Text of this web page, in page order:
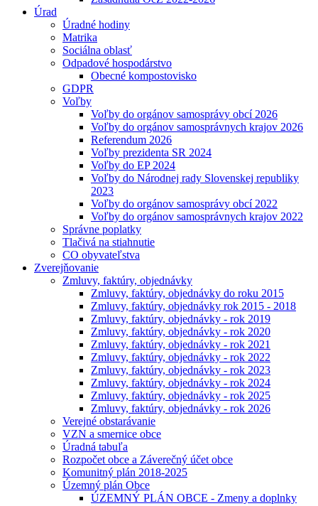
Úrad
Úradné hodiny
Matrika
Sociálna oblasť
Odpadové hospodárstvo
Obecné kompostovisko
GDPR
Voľby
Voľby do orgánov samosprávy obcí 2026
Voľby do orgánov samosprávnych krajov 2026
Referendum 2026
Voľby prezidenta SR 2024
Voľby do EP 2024
Voľby do Národnej rady Slovenskej republiky
2023
Voľby do orgánov samosprávy obcí 2022
Voľby do orgánov samosprávnych krajov 2022
Správne poplatky
Tlačivá na stiahnutie
CO obyvateľstva
Zverejňovanie
Zmluvy, faktúry, objednávky
Zmluvy, faktúry, objednávky do roku 2015
Zmluvy, faktúry, objednávky rok 2015 - 2018
Zmluvy, faktúry, objednávky - rok 2019
Zmluvy, faktúry, objednávky - rok 2020
Zmluvy, faktúry, objednávky - rok 2021
Zmluvy, faktúry, objednávky - rok 2022
Zmluvy, faktúry, objednávky - rok 2023
Zmluvy, faktúry, objednávky - rok 2024
Zmluvy, faktúry, objednávky - rok 2025
Zmluvy, faktúry, objednávky - rok 2026
Verejné obstarávanie
VZN a smernice obce
Úradná tabuľa
Rozpočet obce a Záverečný účet obce
Komunitný plán 2018-2025
Územný plán Obce
ÚZEMNÝ PLÁN OBCE - Zmeny a doplnky